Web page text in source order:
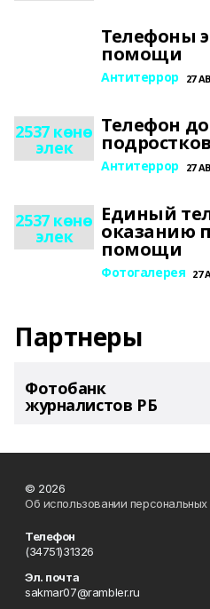
Телефоны
помощи
Антитеррор 27
2537 көнө
элек
Телефон
Антитеррор 27
2537 көнө
элек
Единый
оказанию
помощи
Фотогалерея 27
Партнеры
Фотобанк
журналистов РБ
© 2026
Об использовании персональных
Телефон
(34751)31326
Эл. почта
sakmar07@rambler.ru